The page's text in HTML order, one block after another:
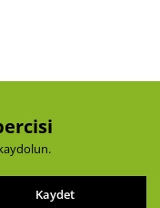
Kaydet